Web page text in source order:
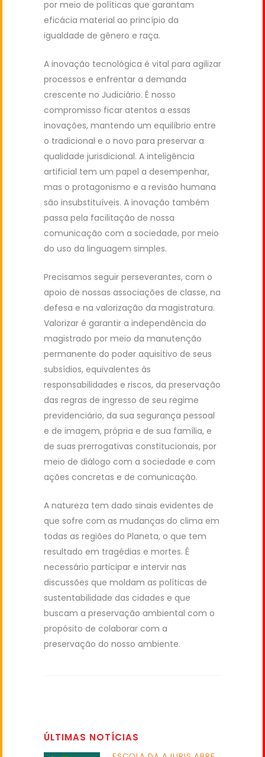
por meio de políticas que garantam
eficácia material ao princípio da
igualdade de gênero e raça.
A inovação tecnológica é vital para agilizar
processos e enfrentar a demanda
crescente no Judiciário. É nosso
compromisso ficar atentos a essas
inovações, mantendo um equilíbrio entre
o tradicional e o novo para preservar a
qualidade jurisdicional. A inteligência
artificial tem um papel a desempenhar,
mas o protagonismo e a revisão humana
são insubstituíveis. A inovação também
passa pela facilitação de nossa
comunicação com a sociedade, por meio
do uso da linguagem simples.
Precisamos seguir perseverantes, com o
apoio de nossas associações de classe, na
defesa e na valorização da magistratura.
Valorizar é garantir a independência do
magistrado por meio da manutenção
permanente do poder aquisitivo de seus
subsídios, equivalentes às
responsabilidades e riscos, da preservação
das regras de ingresso de seu regime
previdenciário, da sua segurança pessoal
e de imagem, própria e de sua família, e
de suas prerrogativas constitucionais, por
meio de diálogo com a sociedade e com
ações concretas e de comunicação.
A natureza tem dado sinais evidentes de
que sofre com as mudanças do clima em
todas as regiões do Planeta, o que tem
resultado em tragédias e mortes. É
necessário participar e intervir nas
discussões que moldam as políticas de
sustentabilidade das cidades e que
buscam a preservação ambiental com o
propósito de colaborar com a
preservação do nosso ambiente.
ÚLTIMAS NOTÍCIAS